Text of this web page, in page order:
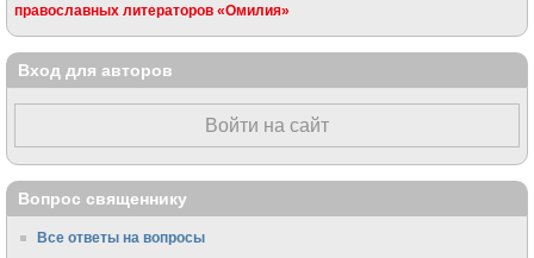
православных литераторов «Омилия»
Вход для авторов
Войти на сайт
Вопрос священнику
Все ответы на вопросы